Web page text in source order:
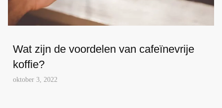
Wat zijn de voordelen van cafeïnevrije
koffie?
oktober 3, 2022